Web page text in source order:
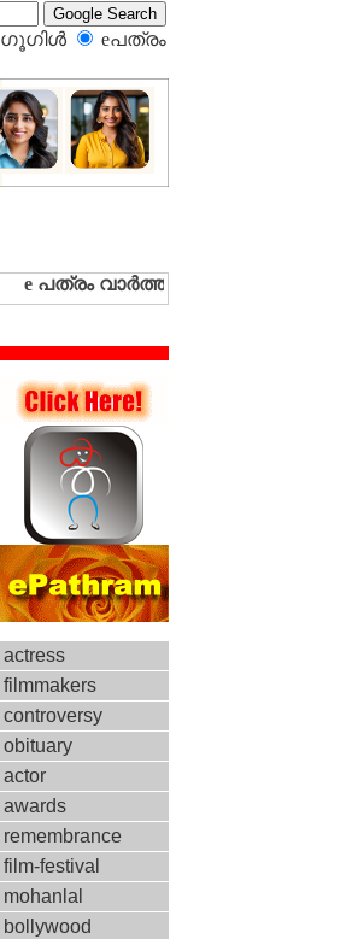
ഗൂഗിള്‍ eപത്രം‍
actress
filmmakers
controversy
obituary
actor
awards
remembrance
film-festival
mohanlal
bollywood